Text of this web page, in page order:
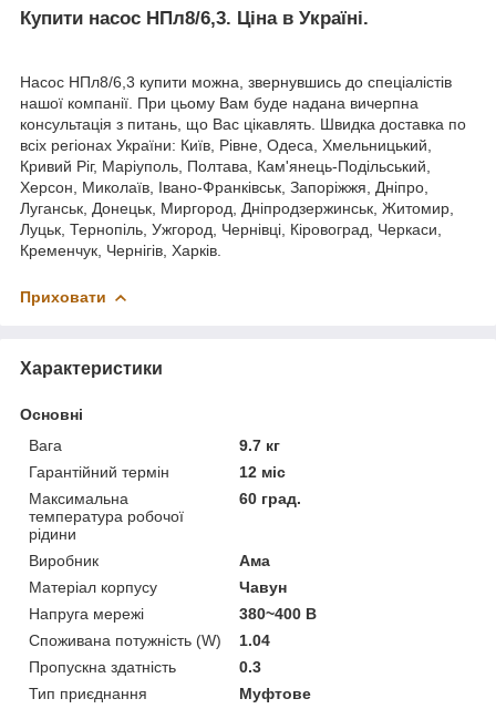
Купити насос НПл8/6,3. Ціна в Україні.
Насос НПл8/6,3 купити можна, звернувшись до спеціалістів
нашої компанії. При цьому Вам буде надана вичерпна
консультація з питань, що Вас цікавлять. Швидка доставка по
всіх регіонах України: Київ, Рівне, Одеса, Хмельницький,
Кривий Ріг, Маріуполь, Полтава, Кам'янець-Подільський,
Херсон, Миколаїв, Івано-Франківськ, Запоріжжя, Дніпро,
Луганськ, Донецьк, Миргород, Дніпродзержинськ, Житомир,
Луцьк, Тернопіль, Ужгород, Чернівці, Кіровоград, Черкаси,
Кременчук, Чернігів, Харків.
Приховати
Характеристики
Основні
Вага
9.7 кг
Гарантійний термін
12 міс
Максимальна
температура робочої
рідини
60 град.
Виробник
Ама
Матеріал корпусу
Чавун
Напруга мережі
380~400 В
Споживана потужність (W)
1.04
Пропускна здатність
0.3
Тип приєднання
Муфтове